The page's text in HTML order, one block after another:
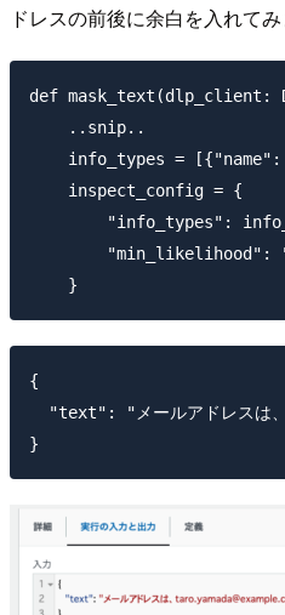
ドレスの前後に余白を入れてみ
def
    ..snip..
info_types =
    inspect_config = {
"info_types":
"min_likelihood":
{
"text": "メールアドレス